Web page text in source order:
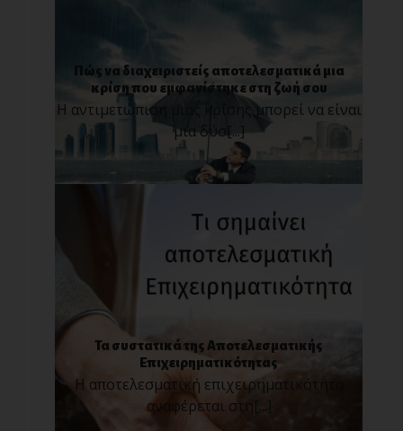
Πώς να διαχειριστείς αποτελεσματικά μια
κρίση που εμφανίστηκε στη ζωή σου
Η αντιμετώπιση μιας κρίσης μπορεί να είναι
μια δύσ[...]
Τα συστατικά της Αποτελεσματικής
Επιχειρηματικότητας
Η αποτελεσματική επιχειρηματικότητα
αναφέρεται στη[...]